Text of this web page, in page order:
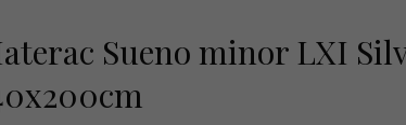
Sueno minor LXI